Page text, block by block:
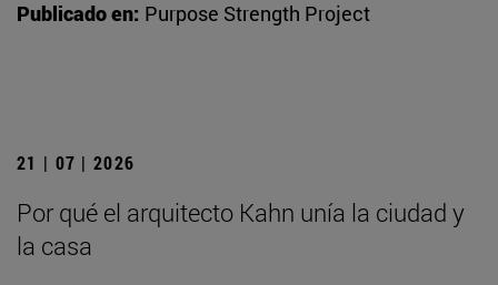
Publicado en: Purpose Strength Project
21 | 07 | 2026
Por qué el arquitecto Kahn unía la ciudad y
la casa